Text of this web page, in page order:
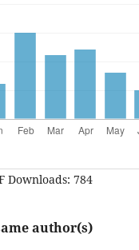
Downloads: 784
author(s)